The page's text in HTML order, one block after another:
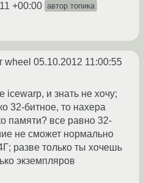
+00:00 автор топика
wheel 05.10.2012 11:00:55
icewarp, и знать не хочу;
32-битное, то нахера
памяти? все равно 32-
не сможет нормально
разве только ты хочешь
экземпляров